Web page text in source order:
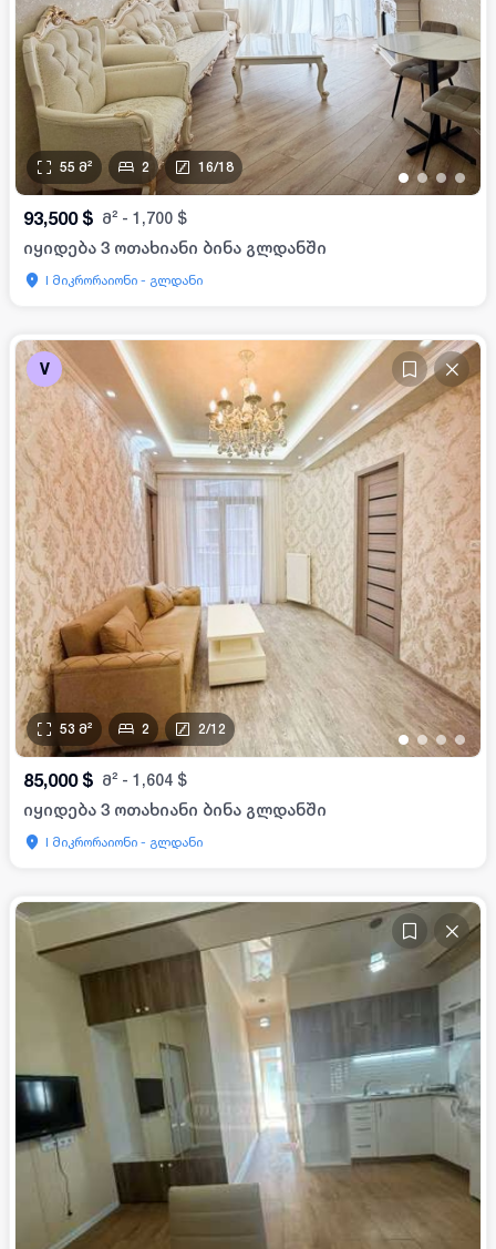
••• •
55 მ² 2 16/18
93,500 $ მ² - 1,700 $
იყიდება 3 ოთახიანი ბინა გლდანში
I მიკრორაიონი - გლდანი
V
••••
53 მ² 2 2/12
85,000 $ მ² - 1,604 $
იყიდება 3 ოთახიანი ბინა გლდანში
I მიკრორაიონი - გლდანი